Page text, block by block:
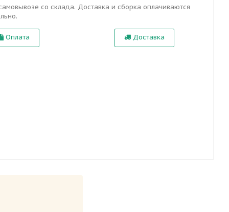
со склада. Доставка и сборка оплачиваются
Оплата Доставка